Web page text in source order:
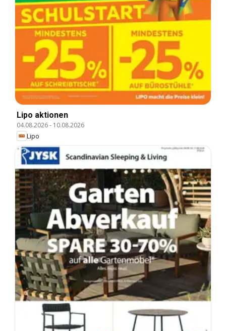
Lipo aktionen
04.08.2026- 10.08.2026
Lipo